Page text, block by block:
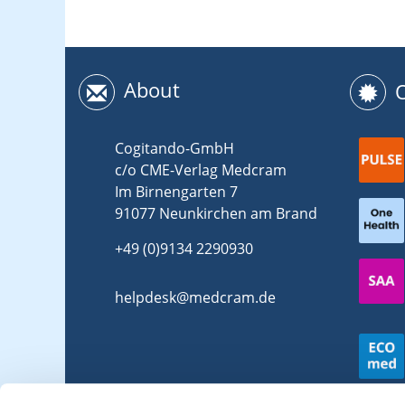
About
Cogitando-GmbH
c/o CME-Verlag Medcram
Im Birnengarten 7
91077 Neunkirchen am Brand
+49 (0)9134 2290930
helpdesk@medcram.de